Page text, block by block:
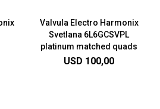
Valvula Electro Harmonix
Svetlana 6L6GCSVPL
platinum matched quads
USD 100,00